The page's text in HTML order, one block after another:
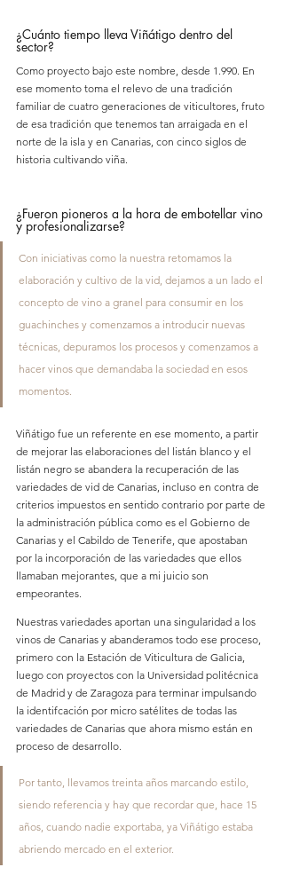
¿Cuánto tiempo lleva Viñátigo dentro del
sector?
Como proyecto bajo este nombre, desde 1.990. En
ese momento toma el relevo de una tradición
familiar de cuatro generaciones de viticultores, fruto
de esa tradición que tenemos tan arraigada en el
norte de la isla y en Canarias, con cinco siglos de
historia cultivando viña.
¿Fueron pioneros a la hora de embotellar vino
y profesionalizarse?
Con iniciativas como la nuestra retomamos la
elaboración y cultivo de la vid, dejamos a un lado el
concepto de vino a granel para consumir en los
guachinches y comenzamos a introducir nuevas
técnicas, depuramos los procesos y comenzamos a
hacer vinos que demandaba la sociedad en esos
momentos.
Viñátigo fue un referente en ese momento, a partir
de mejorar las elaboraciones del listán blanco y el
listán negro se abandera la recuperación de las
variedades de vid de Canarias, incluso en contra de
criterios impuestos en sentido contrario por parte de
la administración pública como es el Gobierno de
Canarias y el Cabildo de Tenerife, que apostaban
por la incorporación de las variedades que ellos
llamaban mejorantes, que a mi juicio son
empeorantes.
Nuestras variedades aportan una singularidad a los
vinos de Canarias y abanderamos todo ese proceso,
primero con la Estación de Viticultura de Galicia,
luego con proyectos con la Universidad politécnica
de Madrid y de Zaragoza para terminar impulsando
la identifcación por micro satélites de todas las
variedades de Canarias que ahora mismo están en
proceso de desarrollo.
Por tanto, llevamos treinta años marcando estilo,
siendo referencia y hay que recordar que, hace 15
años, cuando nadie exportaba, ya Viñátigo estaba
abriendo mercado en el exterior.